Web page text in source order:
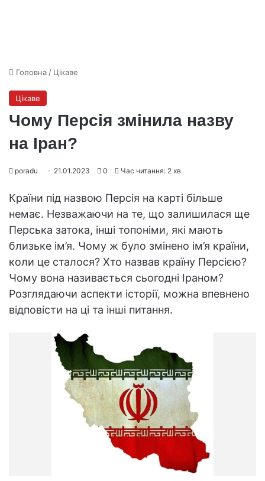
Головна / Цікаве
Цікаве
Чому Персія змінила назву
на Іран?
poradu 21.01.2023 0 Час читання: 2 хв
Країни під назвою Персія на карті більше
немає. Незважаючи на те, що залишилася ще
Перська затока, інші топоніми, які мають
близьке ім’я. Чому ж було змінено ім’я країни,
коли це сталося? Хто назвав країну Персією?
Чому вона називається сьогодні Іраном?
Розглядаючи аспекти історії, можна впевнено
відповісти на ці та інші питання.